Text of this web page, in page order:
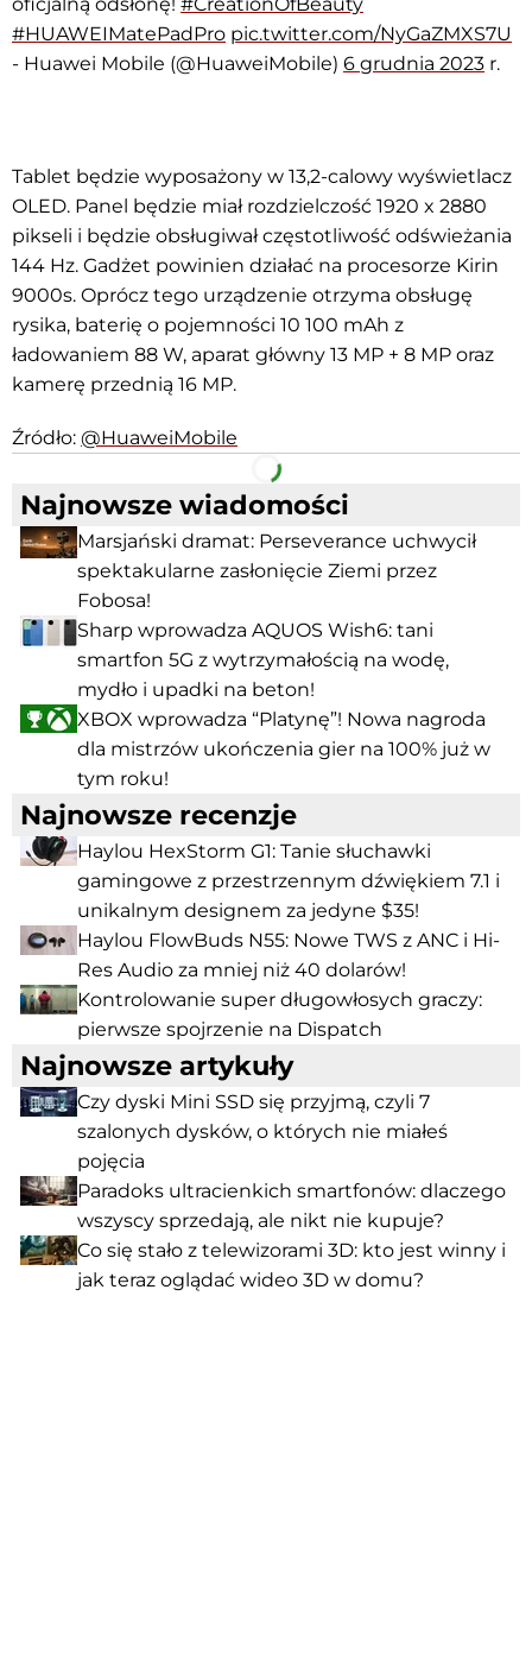
#HUAWEIMatePadPro pic.twitter.com/NyGaZMXS7U
- Huawei Mobile (@HuaweiMobile) 6 grudnia 2023 r.
Tablet będzie wyposażony w 13,2-calowy wyświetlacz
OLED. Panel będzie miał rozdzielczość 1920 x 2880
pikseli i będzie obsługiwał częstotliwość odświeżania
144 Hz. Gadżet powinien działać na procesorze Kirin
9000s. Oprócz tego urządzenie otrzyma obsługę
rysika, baterię o pojemności 10 100 mAh z
ładowaniem 88 W, aparat główny 13 MP + 8 MP oraz
kamerę przednią 16 MP.
Źródło: @HuaweiMobile
Facebook Telegram
Najnowsze wiadomości
Marsjański dramat: Perseverance uchwycił
spektakularne zasłonięcie Ziemi przez
Fobosa!
Sharp wprowadza AQUOS Wish6: tani
smartfon 5G z wytrzymałością na wodę,
mydło i upadki na beton!
XBOX wprowadza “Platynę”! Nowa nagroda
dla mistrzów ukończenia gier na 100% już w
tym roku!
Najnowsze recenzje
Haylou HexStorm G1: Tanie słuchawki
gamingowe z przestrzennym dźwiękiem 7.1 i
unikalnym designem za jedyne $35!
Haylou FlowBuds N55: Nowe TWS z ANC i Hi-
Res Audio za mniej niż 40 dolarów!
Kontrolowanie super długowłosych graczy:
pierwsze spojrzenie na Dispatch
Najnowsze artykuły
Czy dyski Mini SSD się przyjmą, czyli 7
szalonych dysków, o których nie miałeś
pojęcia
Paradoks ultracienkich smartfonów: dlaczego
wszyscy sprzedają, ale nikt nie kupuje?
Co się stało z telewizorami 3D: kto jest winny i
jak teraz oglądać wideo 3D w domu?